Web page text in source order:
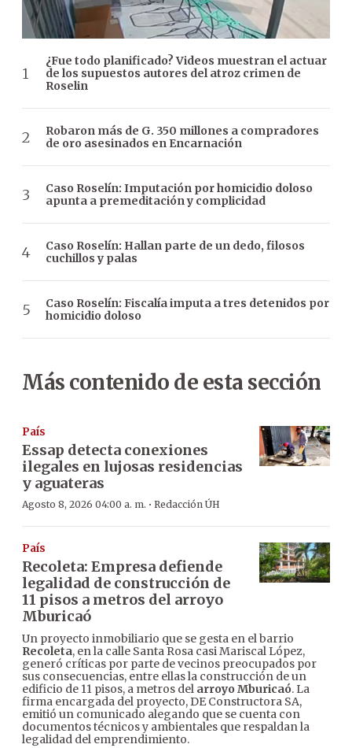
¿Fue todo planificado? Videos muestran el actuar
de los supuestos autores del atroz crimen de
Roselin
Robaron más de G. 350 millones a compradores
de oro asesinados en Encarnación
Caso Roselín: Imputación por homicidio doloso
apunta a premeditación y complicidad
Caso Roselín: Hallan parte de un dedo, filosos
cuchillos y palas
Caso Roselín: Fiscalía imputa a tres detenidos por
homicidio doloso
Más contenido de esta sección
País
Essap detecta conexiones
ilegales en lujosas residencias
y aguateras
Agosto 8, 2026 04:00 a. m. · Redacción ÚH
País
Recoleta: Empresa defiende
legalidad de construcción de
11 pisos a metros del arroyo
Mburicaó
Un proyecto inmobiliario que se gesta en el barrio
Recoleta, en la calle Santa Rosa casi Mariscal López,
generó críticas por parte de vecinos preocupados por
sus consecuencias, entre ellas la construcción de un
edificio de 11 pisos, a metros del arroyo Mburicaó. La
firma encargada del proyecto, DE Constructora SA,
emitió un comunicado alegando que se cuenta con
documentos técnicos y ambientales que respaldan la
legalidad del emprendimiento.